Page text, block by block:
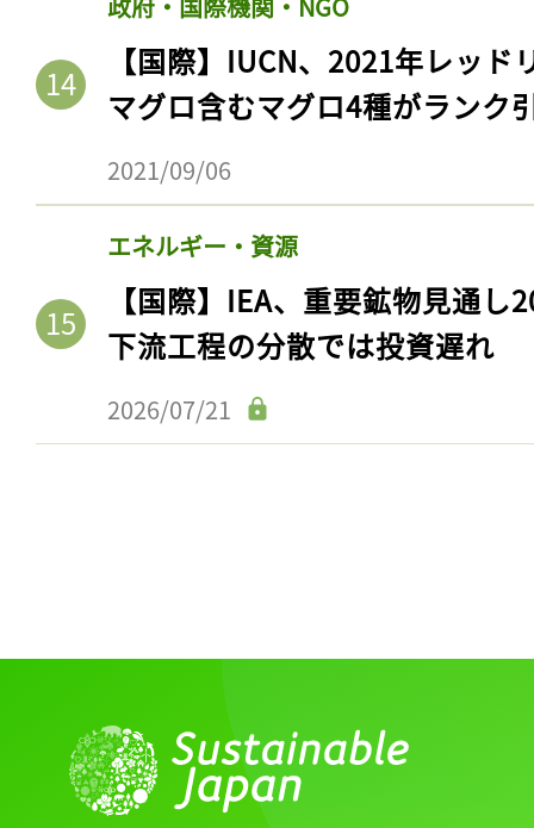
【国際】IUCN、2021年レッ
マグロ含むマグロ4種がランク
2021/09/06
エネルギー・資源
【国際】IEA、重要鉱物見通
下流工程の分散では投資遅れ
2026/07/21